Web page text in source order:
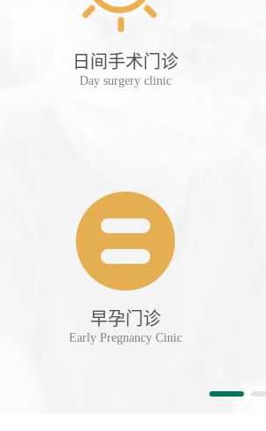
日间手术门诊
Day surgery clinic
早孕门诊
Early Pregnancy Cinic